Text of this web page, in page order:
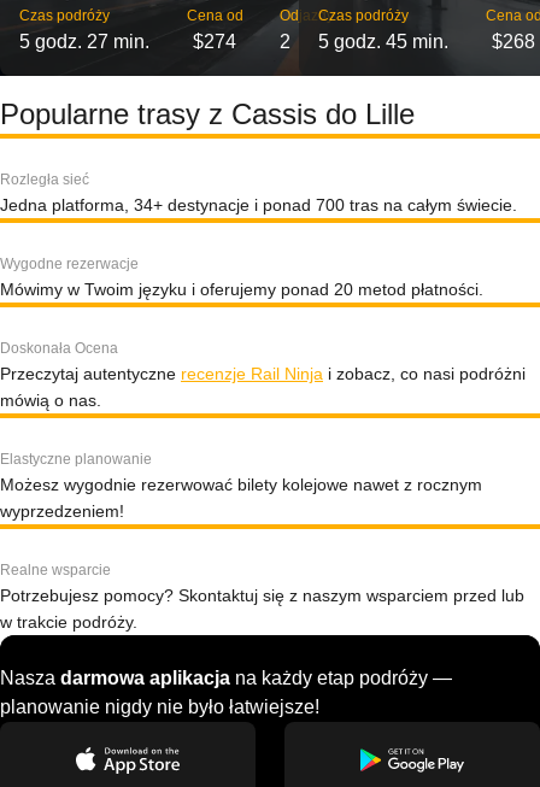
Czas podróży
5 godz. 27 min.
Cena od
$274
Odjazdy
2
Czas podróży
5 godz. 45 min.
Cena
$268
Popularne trasy z Cassis do Lille
Rozległa sieć
Jedna platforma, 34+ destynacje i ponad 700 tras na całym świecie.
Wygodne rezerwacje
Mówimy w Twoim języku i oferujemy ponad 20 metod płatności.
Doskonała Ocena
Przeczytaj autentyczne recenzje Rail Ninja i zobacz, co nasi podróżni
mówią o nas.
Elastyczne planowanie
Możesz wygodnie rezerwować bilety kolejowe nawet z rocznym
wyprzedzeniem!
Realne wsparcie
Potrzebujesz pomocy? Skontaktuj się z naszym wsparciem przed lub
w trakcie podróży.
Nasza darmowa aplikacja na każdy etap podróży —
planowanie nigdy nie było łatwiejsze!